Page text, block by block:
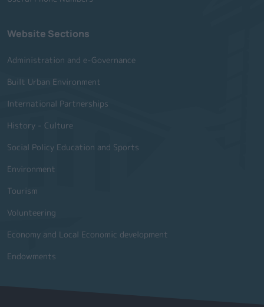
Website Sections
Administration and e-Governance
Built Urban Environment
International Partnerships
History - Culture
Social Policy Education and Sports
Environment
Tourism
Volunteering
Economy and Local Economic development
Endowments